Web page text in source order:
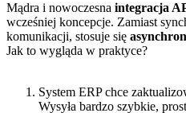
Mądra i nowoczesna integracja
wcześniej koncepcje. Zamiast
komunikacji, stosuje się
Jak to wygląda w praktyce?
System ERP chce
Wysyła bardzo szybkie,